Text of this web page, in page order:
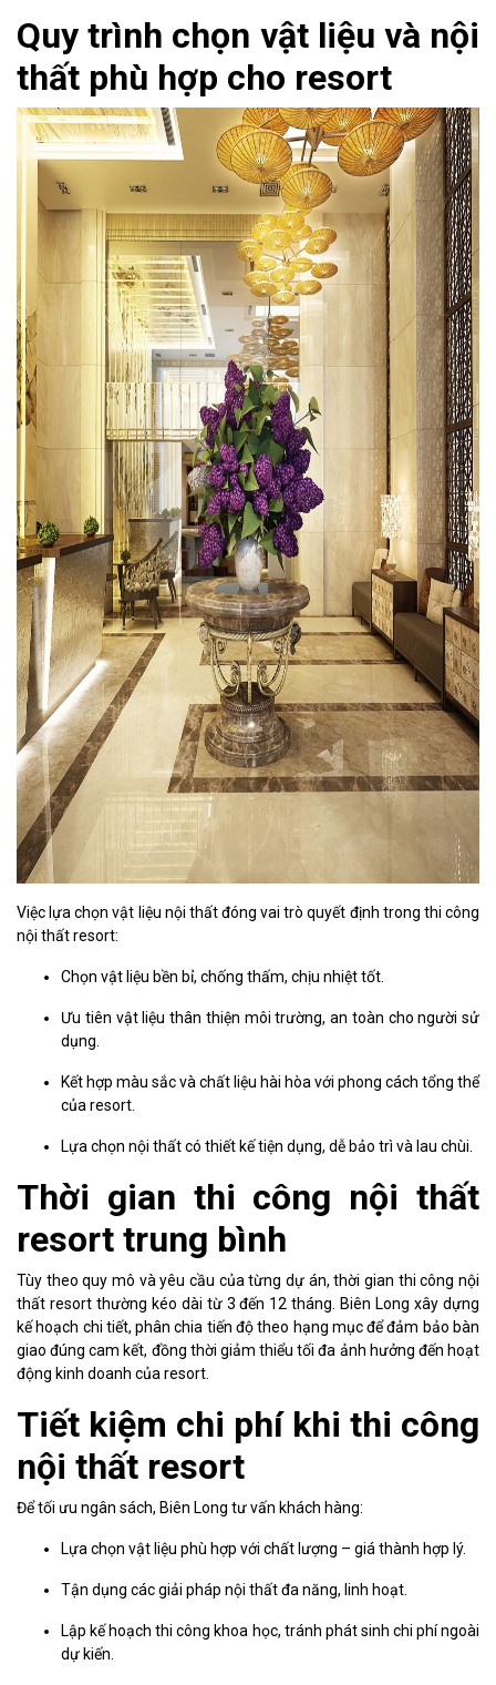
Quy trình chọn vật liệu và nội
thất phù hợp cho resort
Việc lựa chọn vật liệu nội thất đóng vai trò quyết định trong thi công
nội thất resort:
Chọn vật liệu bền bỉ, chống thấm, chịu nhiệt tốt.
Ưu tiên vật liệu thân thiện môi trường, an toàn cho người sử
dụng.
Kết hợp màu sắc và chất liệu hài hòa với phong cách tổng thể
của resort.
Lựa chọn nội thất có thiết kế tiện dụng, dễ bảo trì và lau chùi.
Thời gian thi công nội thất
resort trung bình
Tùy theo quy mô và yêu cầu của từng dự án, thời gian thi công nội
thất resort thường kéo dài từ 3 đến 12 tháng. Biên Long xây dựng
kế hoạch chi tiết, phân chia tiến độ theo hạng mục để đảm bảo bàn
giao đúng cam kết, đồng thời giảm thiểu tối đa ảnh hưởng đến hoạt
động kinh doanh của resort.
Tiết kiệm chi phí khi thi công
nội thất resort
Để tối ưu ngân sách, Biên Long tư vấn khách hàng:
Lựa chọn vật liệu phù hợp với chất lượng – giá thành hợp lý.
Tận dụng các giải pháp nội thất đa năng, linh hoạt.
Lập kế hoạch thi công khoa học, tránh phát sinh chi phí ngoài
dự kiến.